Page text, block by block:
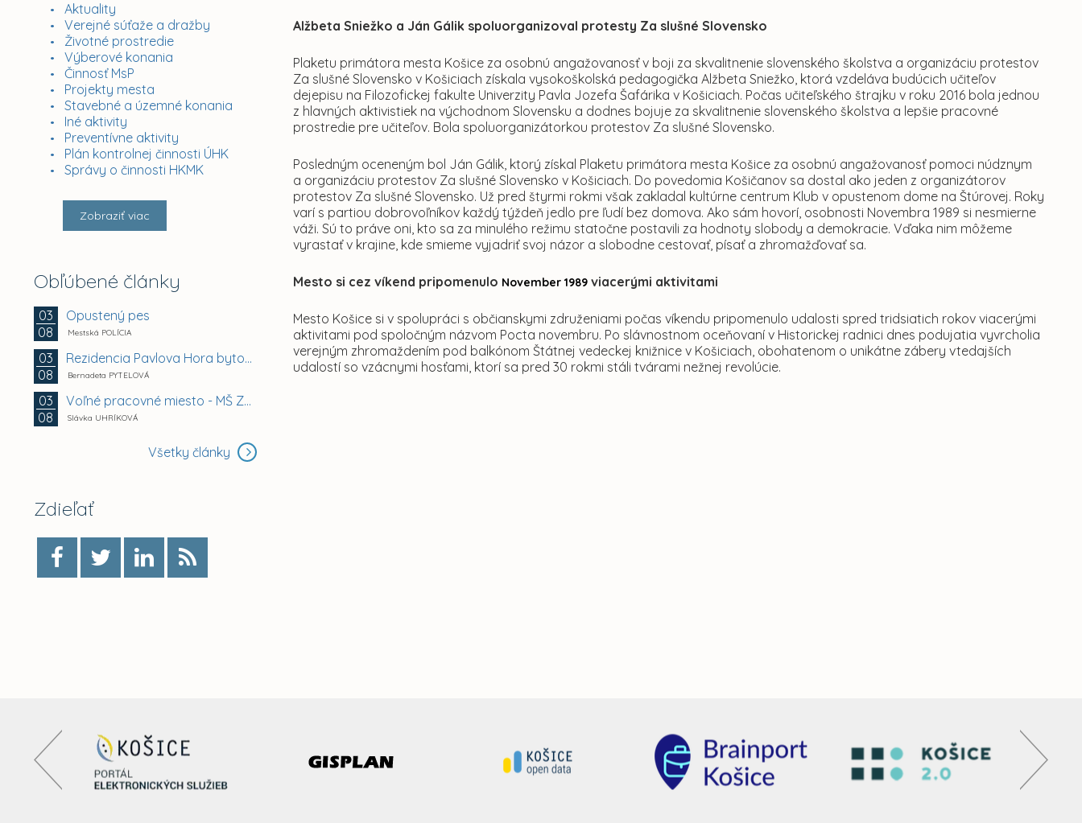
Aktuality
Verejné súťaže a dražby
Životné prostredie
Výberové konania
Činnosť MsP
Projekty mesta
Stavebné a územné konania
Iné aktivity
Preventívne aktivity
Plán kontrolnej činnosti ÚHK
Správy o činnosti HKMK
Zobraziť viac
Obľúbené články
03
08
Opustený pes
Mestská POLÍCIA
03
08
Rezidencia Pavlova Hora bytový dom A + B +...
Bernadeta PYTELOVÁ
03
08
Voľné pracovné miesto - MŠ Zuzkin park 2, Košice -...
Slávka UHRÍKOVÁ
Všetky články
Zdieľať
Alžbeta Sniežko a Ján Gálik spoluorganizoval protesty Za slušné Slovensko
Plaketu primátora mesta Košice za osobnú angažovanosť v boji za skvalitnenie slovenského školstva a organizáciu protestov
Za slušné Slovensko v Košiciach získala vysokoškolská pedagogička Alžbeta Sniežko, ktorá vzdeláva budúcich učiteľov
dejepisu na Filozofickej fakulte Univerzity Pavla Jozefa Šafárika v Košiciach. Počas učiteľského štrajku v roku 2016 bola jednou
z hlavných aktivistiek na východnom Slovensku a dodnes bojuje za skvalitnenie slovenského školstva a lepšie pracovné
prostredie pre učiteľov. Bola spoluorganizátorkou protestov Za slušné Slovensko.
Posledným oceneným bol Ján Gálik, ktorý získal Plaketu primátora mesta Košice za osobnú angažovanosť pomoci núdznym
a organizáciu protestov Za slušné Slovensko v Košiciach. Do povedomia Košičanov sa dostal ako jeden z organizátorov
protestov Za slušné Slovensko. Už pred štyrmi rokmi však zakladal kultúrne centrum Klub v opustenom dome na Štúrovej. Roky
varí s partiou dobrovoľníkov každý týždeň jedlo pre ľudí bez domova. Ako sám hovorí, osobnosti Novembra 1989 si nesmierne
váži. Sú to práve oni, kto sa za minulého režimu statočne postavili za hodnoty slobody a demokracie. Vďaka nim môžeme
vyrastať v krajine, kde smieme vyjadriť svoj názor a slobodne cestovať, písať a zhromažďovať sa.
Mesto si cez víkend pripomenulo November 1989viacerými aktivitami
Mesto Košice si v spolupráci s občianskymi združeniami počas víkendu pripomenulo udalosti spred tridsiatich rokov viacerými
aktivitami pod spoločným názvom Pocta novembru. Po slávnostnom oceňovaní v Historickej radnici dnes podujatia vyvrcholia
verejným zhromaždením pod balkónom Štátnej vedeckej knižnice v Košiciach, obohatenom o unikátne zábery vtedajších
udalostí so vzácnymi hosťami, ktorí sa pred 30 rokmi stáli tvárami nežnej revolúcie.